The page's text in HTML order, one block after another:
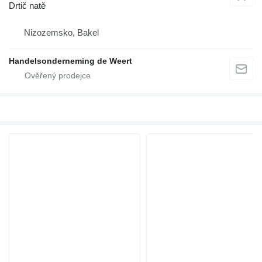
Drtič natě
Nizozemsko, Bakel
Handelsonderneming de Weert